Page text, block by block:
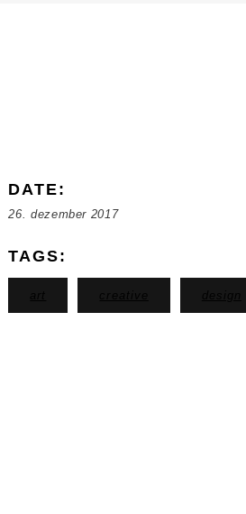
DATE:
26. dezember 2017
TAGS: